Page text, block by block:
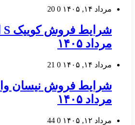
مرداد ۱۴, ۱۴۰۵ 0
20
مرداد ۱۴۰۵
مرداد ۱۴, ۱۴۰۵ 0
21
شرایط فروش نیسان
مرداد ۱۴۰۵
مرداد ۱۲, ۱۴۰۵ 0
44